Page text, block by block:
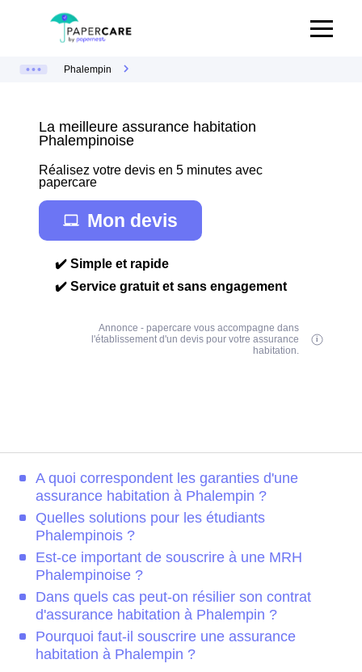
Phalempin
La meilleure assurance habitation
Phalempinoise
Réalisez votre devis en 5 minutes avec
papercare
Mon devis
✔️ Simple et rapide
✔️ Service gratuit et sans engagement
Annonce - papercare vous accompagne dans
l'établissement d'un devis pour votre assurance
habitation.
A quoi correspondent les garanties d'une
assurance habitation à Phalempin ?
Quelles solutions pour les étudiants
Phalempinois ?
Est-ce important de souscrire à une MRH
Phalempinoise ?
Dans quels cas peut-on résilier son contrat
d'assurance habitation à Phalempin ?
Pourquoi faut-il souscrire une assurance
habitation à Phalempin ?